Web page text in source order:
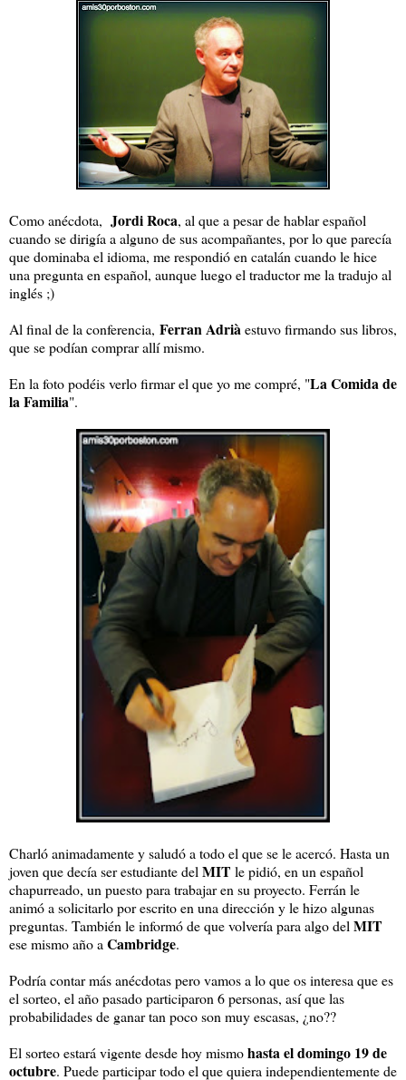
Como anécdota, Jordi Roca, al que a pesar de hablar español
cuando se dirigía a alguno de sus acompañantes, por lo que parecía
que dominaba el idioma, me respondió en catalán cuando le hice
una pregunta en español, aunque luego el traductor me la tradujo al
inglés ;)
Al final de la conferencia, Ferran Adriàestuvo firmando sus libros,
que se podían comprar allí mismo.
En la foto podéis verlo firmar el que yo me compré, "La Comida de
la Familia".
Charló animadamente y saludó a todo el que se le acercó. Hasta un
joven que decía ser estudiante del MIT le pidió, en un español
chapurreado, un puesto para trabajar en su proyecto. Ferrán le
animó a solicitarlo por escrito en una dirección y le hizo algunas
preguntas. También le informó de que volvería para algo del MIT
ese mismo año a Cambridge.
Podría contar más anécdotas pero vamos a lo que os interesa que es
el sorteo, el año pasado participaron 6 personas, así que las
probabilidades de ganar tan poco son muy escasas, ¿no??
El sorteo estará vigente desde hoy mismohasta el domingo 19 de
octubre. Puede participar todo el que quiera independientemente de